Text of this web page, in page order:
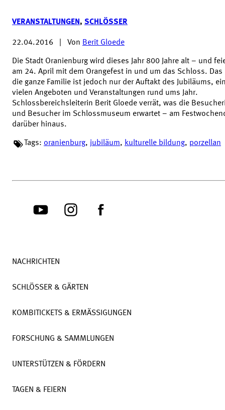
VERANSTALTUNGEN, SCHLÖSSER
22.04.2016 Von Berit Gloede
Die Stadt Oranienburg‬ wird dieses Jahr 800 Jahre alt – und
am 24. April mit dem ‪Orangefest‬ in und um das Schloss. Das
die ganze Familie ist jedoch nur der Auftakt des Jubiläums,
vielen Angeboten und Veranstaltungen rund ums Jahr.
Schlossbereichsleiterin Berit Gloede verrät, was die
und Besucher im Schlossmuseum erwartet – am
darüber hinaus.
Tags: oranienburg, jubiläum, kulturelle bildung, porzellan
NACHRICHTEN
SCHLÖSSER & GÄRTEN
KOMBITICKETS & ERMÄSSIGUNGEN
FORSCHUNG & SAMMLUNGEN
UNTERSTÜTZEN & FÖRDERN
TAGEN & FEIERN